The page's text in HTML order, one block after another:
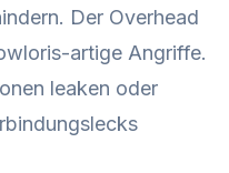
Der Overhead
artige Angriffe.
leaken oder